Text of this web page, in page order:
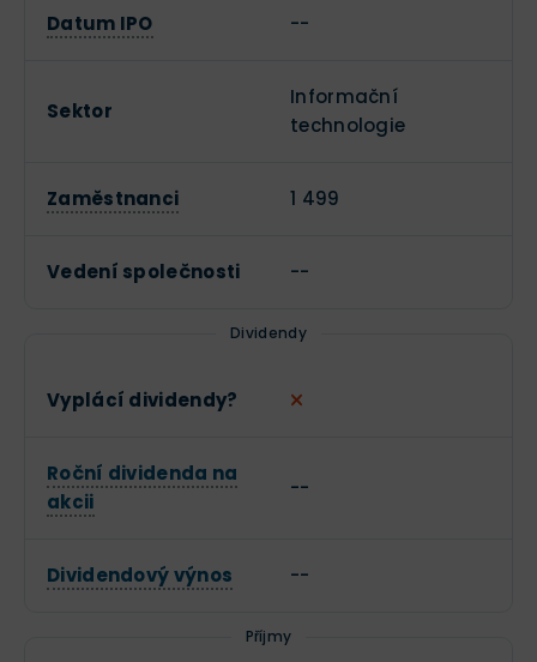
Datum IPO --
Sektor
Informační
technologie
Zaměstnanci 1 499
Vedení společnosti --
Dividendy
Vyplácí dividendy?
Roční dividenda na
akcii
--
Dividendový výnos --
Příjmy